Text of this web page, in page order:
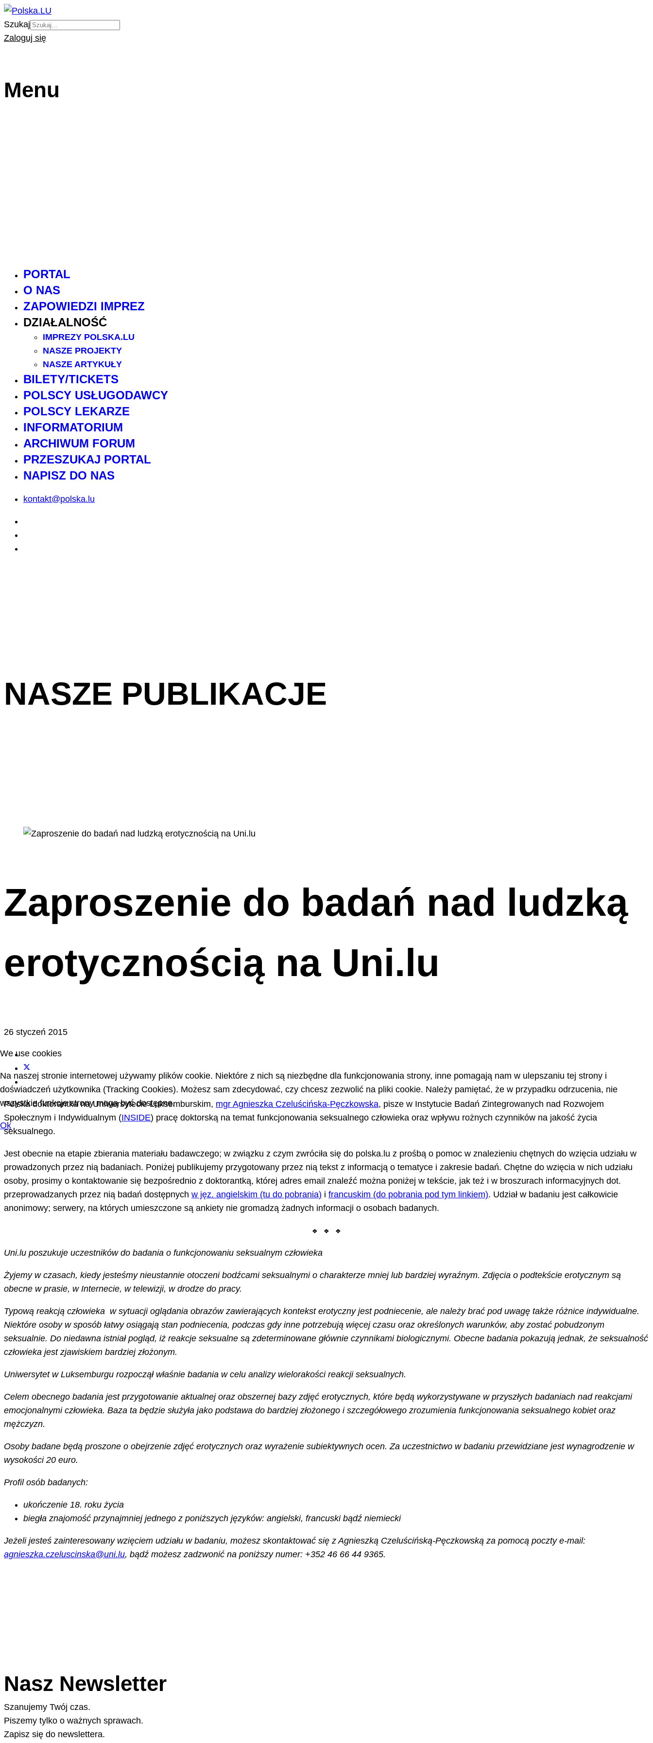
Szukaj
Zaloguj się
Menu
PORTAL
O NAS
ZAPOWIEDZI IMPREZ
DZIAŁALNOŚĆ
IMPREZY POLSKA.LU
NASZE PROJEKTY
NASZE ARTYKUŁY
BILETY/TICKETS
POLSCY USŁUGODAWCY
POLSCY LEKARZE
INFORMATORIUM
ARCHIWUM FORUM
PRZESZUKAJ PORTAL
NAPISZ DO NAS
kontakt@polska.lu
NASZE PUBLIKACJE
Zaproszenie do badań nad ludzką
erotycznością na Uni.lu
26 styczeń 2015
Polska doktorantka na Uniwersytecie Luksemburskim, mgr Agnieszka Czeluścińska-Pęczkowska, pisze w Instytucie Badań Zintegrowanych nad Rozwojem
Społecznym i Indywidualnym (INSIDE) pracę doktorską na temat funkcjonowania seksualnego człowieka oraz wpływu rożnych czynników na jakość życia
seksualnego.
Jest obecnie na etapie zbierania materiału badawczego; w związku z czym zwróciła się do polska.lu z prośbą o pomoc w znalezieniu chętnych do wzięcia udziału w
prowadzonych przez nią badaniach. Poniżej publikujemy przygotowany przez nią tekst z informacją o tematyce i zakresie badań. Chętne do wzięcia w nich udziału
osoby, prosimy o kontaktowanie się bezpośrednio z doktorantką, której adres email znaleźć można poniżej w tekście, jak też i w broszurach informacyjnych dot.
przeprowadzanych przez nią badań dostępnych w jęz. angielskim (tu do pobrania) i francuskim (do pobrania pod tym linkiem). Udział w badaniu jest całkowicie
anonimowy; serwery, na których umieszczone są ankiety nie gromadzą żadnych informacji o osobach badanych.
❖ ❖ ❖
Uni.lu poszukuje uczestników do badania o funkcjonowaniu seksualnym człowieka
Żyjemy w czasach, kiedy jesteśmy nieustannie otoczeni bodźcami seksualnymi o charakterze mniej lub bardziej wyraźnym. Zdjęcia o podtekście erotycznym są
obecne w prasie, w Internecie, w telewizji, w drodze do pracy.
Typową reakcją człowieka w sytuacji oglądania obrazów zawierających kontekst erotyczny jest podniecenie, ale należy brać pod uwagę także różnice indywidualne.
Niektóre osoby w sposób łatwy osiągają stan podniecenia, podczas gdy inne potrzebują więcej czasu oraz określonych warunków, aby zostać pobudzonym
seksualnie. Do niedawna istniał pogląd, iż reakcje seksualne są zdeterminowane głównie czynnikami biologicznymi. Obecne badania pokazują jednak, że seksualność
człowieka jest zjawiskiem bardziej złożonym.
Uniwersytet w Luksemburgu rozpoczął właśnie badania w celu analizy wielorakości reakcji seksualnych.
Celem obecnego badania jest przygotowanie aktualnej oraz obszernej bazy zdjęć erotycznych, które będą wykorzystywane w przyszłych badaniach nad reakcjami
emocjonalnymi człowieka. Baza ta będzie służyła jako podstawa do bardziej złożonego i szczegółowego zrozumienia funkcjonowania seksualnego kobiet oraz
mężczyzn.
Osoby badane będą proszone o obejrzenie zdjęć erotycznych oraz wyrażenie subiektywnych ocen. Za uczestnictwo w badaniu przewidziane jest wynagrodzenie w
wysokości 20 euro.
Profil osób badanych:
ukończenie 18. roku życia
biegła znajomość przynajmniej jednego z poniższych języków: angielski, francuski bądź niemiecki
Jeżeli jesteś zainteresowany wzięciem udziału w badaniu, możesz skontaktować się z Agnieszką Czeluścińską-Pęczkowską za pomocą poczty e-mail:
agnieszka.czeluscinska@uni.lu, bądź możesz zadzwonić na poniższy numer: +352 46 66 44 9365.
Nasz Newsletter
Szanujemy Twój czas.
Piszemy tylko o ważnych sprawach.
Zapisz się do newslettera.
We use cookies
Na naszej stronie internetowej używamy plików cookie. Niektóre z nich są niezbędne dla funkcjonowania strony, inne pomagają nam w ulepszaniu tej strony i
doświadczeń użytkownika (Tracking Cookies). Możesz sam zdecydować, czy chcesz zezwolić na pliki cookie. Należy pamiętać, że w przypadku odrzucenia, nie
wszystkie funkcje strony mogą być dostępne.
Ok